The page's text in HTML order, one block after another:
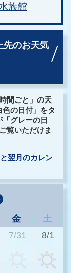
族館
先のお天気
間ごと」の天
の日付」をタ
グレーの日
覧いただけま
翌月のカレン
金
土
7/31 8/1